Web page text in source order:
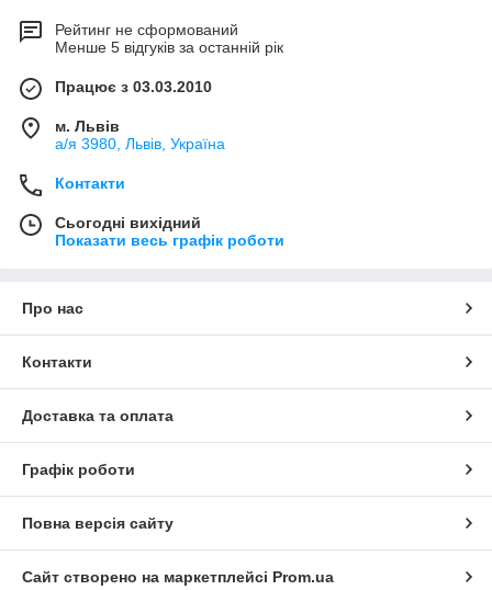
Рейтинг не сформований
Менше 5 відгуків за останній рік
Працює з 03.03.2010
м. Львів
а/я 3980, Львів, Україна
Контакти
Сьогодні вихідний
Показати весь графік роботи
Про нас
Контакти
Доставка та оплата
Графік роботи
Повна версія сайту
Сайт створено на маркетплейсі Prom.ua